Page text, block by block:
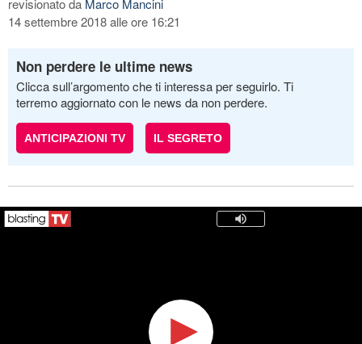
14 settembre 2018 alle ore 16:21
Non perdere le ultime news
Clicca sull’argomento che ti interessa per seguirlo. Ti
terremo aggiornato con le news da non perdere.
ANTICIPAZIONI TV IL SEGRETO